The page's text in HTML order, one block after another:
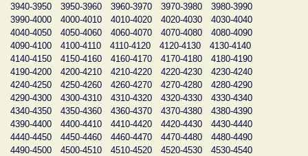
3940-3950
3950-3960 3960-3970 3970-3980
3980-3990
3990-4000
4000-4010 4010-4020 4020-4030
4030-4040
4040-4050
4050-4060 4060-4070 4070-4080
4080-4090
4090-4100
4100-4110 4110-4120 4120-4130
4130-4140
4140-4150
4150-4160 4160-4170 4170-4180
4180-4190
4190-4200
4200-4210 4210-4220 4220-4230
4230-4240
4240-4250
4250-4260 4260-4270 4270-4280
4280-4290
4290-4300
4300-4310 4310-4320 4320-4330
4330-4340
4340-4350
4350-4360 4360-4370 4370-4380
4380-4390
4390-4400
4400-4410 4410-4420 4420-4430
4430-4440
4440-4450
4450-4460 4460-4470 4470-4480
4480-4490
4490-4500
4500-4510 4510-4520 4520-4530
4530-4540